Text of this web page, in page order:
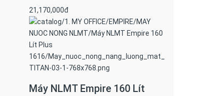
21,170,000đ
Máy NLMT Empire 160 Lít